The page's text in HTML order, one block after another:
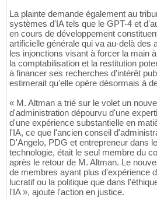
La plainte demande également au
systèmes d'IA tels que le GPT-4 et
en cours de développement
artificielle générale qui va au-delà des
les injonctions visant à forcer la main
la comptabilisation et la restitution
à financer ses recherches d'intérêt
estimerait qu'elle opère désormais à
« M. Altman a trié sur le volet un
d'administration dépourvu d'une
d'une expérience substantielle en
l'IA, ce que l'ancien conseil
D'Angelo, PDG et entrepreneur dans
technologie, était le seul membre du
après le retour de M. Altman. Le
de membres ayant plus d'expérience
lucratif ou la politique que dans
l'IA », ajoute l'action en justice.